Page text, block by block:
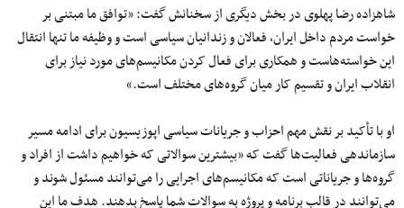
شاهزاده رضا پهلوی در بخش دیگری از سخنانش گفت: «توافق ما مبتنی بر
خواست مردم داخل ایران، فعالان و زندانیان سیاسی است و وظیفه ما تنها انتقال
این خواسته‌هاست و همکاری برای فعال کردن مکانیسم‌های مورد نیاز برای
انقلاب ایران و تقسیم کار میان گروه‌های مختلف است.»
او با تأکید بر نقش مهم احزاب و جریانات سیاسی اپوزیسیون برای ادامه مسیر
سازماندهی فعالیت‌ها گفت که «بیشترین سوالاتی که خواهیم داشت از افراد و
گروه‌ها و جریاناتی است که مکانیسم‌های اجرایی را می‌توانند مسئول شوند و
می‌توانند در قالب برنامه و پروژه به سوالات شما پاسخ بدهند. هدف ما این